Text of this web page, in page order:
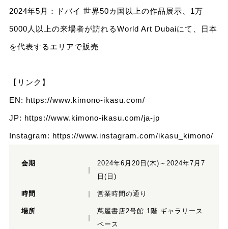
2024年5月：ドバイ 世界50カ国以上の作品展示、1万
5000人以上の来場者が訪れるWorld Art Dubaiにて、日本
を代表するエリアで販売
【リンク】
EN: https://www.kimono-ikasu.com/
JP: https://www.kimono-ikasu.com/ja-jp
Instagram: https://www.instagram.com/ikasu_kimono/
会期
2024年6月20日(木)～2024年7月7
日(日)
時間 営業時間の通り
場所
蔦屋書店2号館 1階 ギャラリース
ペース